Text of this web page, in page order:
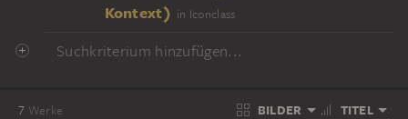
Kontext) in Iconclass
Suchkriterium hinzufügen...
7 Werke BILDER TITEL